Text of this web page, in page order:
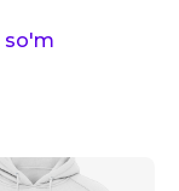
so'm